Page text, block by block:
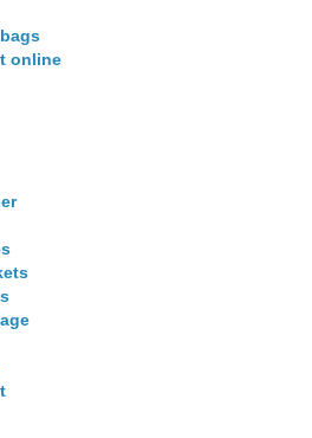
online